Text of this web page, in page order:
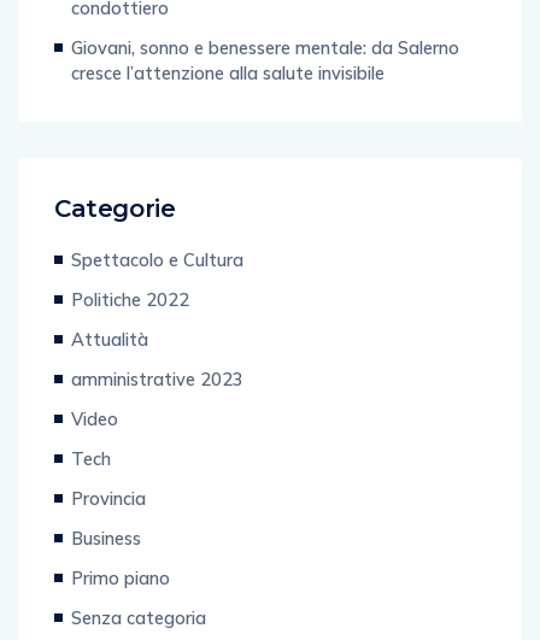
condottiero
Giovani, sonno e benessere mentale: da Salerno
cresce l’attenzione alla salute invisibile
Categorie
Spettacolo e Cultura
Politiche 2022
Attualità
amministrative 2023
Video
Tech
Provincia
Business
Primo piano
Senza categoria